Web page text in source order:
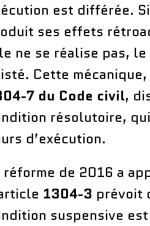
est différée.
ses effets
ne se réalise pas,
Cette
7 du Code civil,
résolutoire,
d’exécution.
réforme de 2016 a
1304-3 prévoit
suspensive